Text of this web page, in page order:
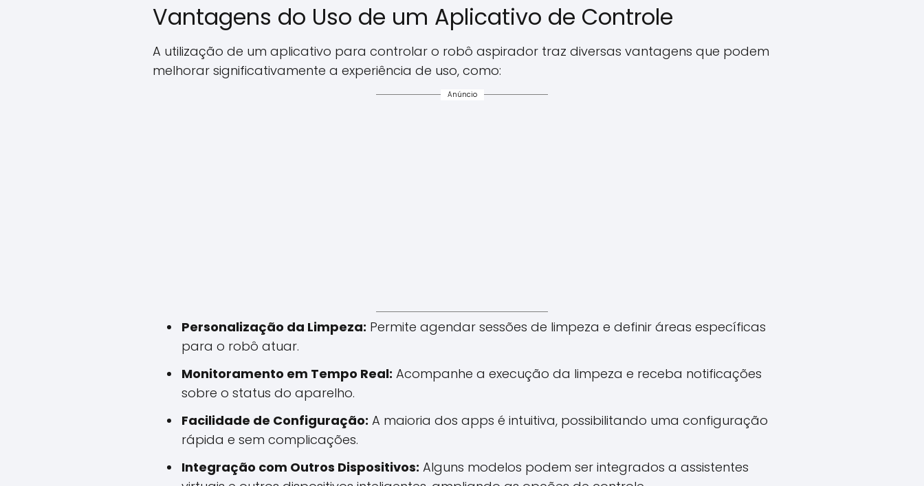
Vantagens do Uso de um Aplicativo de Controle
A utilização de um aplicativo para controlar o robô aspirador traz diversas vantagens que podem
melhorar significativamente a experiência de uso, como:
Anúncio
Personalização da Limpeza: Permite agendar sessões de limpeza e definir áreas específicas
para o robô atuar.
Monitoramento em Tempo Real: Acompanhe a execução da limpeza e receba notificações
sobre o status do aparelho.
Facilidade de Configuração: A maioria dos apps é intuitiva, possibilitando uma configuração
rápida e sem complicações.
Integração com Outros Dispositivos: Alguns modelos podem ser integrados a assistentes